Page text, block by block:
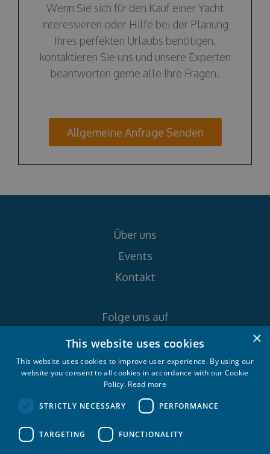
Wenn Sie sich für den Kauf einer Yacht
interessieren oder Hilfe bei der Planung
Ihres perfekten Urlaubs benötigen,
kontaktieren Sie uns und unsere Experten
beantworten gerne alle Ihre Fragen.
Allgemeine Anfrage Senden
Über uns
Events
Kontakt
Folge uns auf
Croatia Yachting d.o.o. 2026. © All rights
Datenschutzbestimmungen
×
This website uses cookies
This website uses cookies to improve user experience. By using our
website you consent to all cookies in accordance with our Cookie
Policy. Read more
STRICTLY NECESSARY PERFORMANCE
TARGETING FUNCTIONALITY